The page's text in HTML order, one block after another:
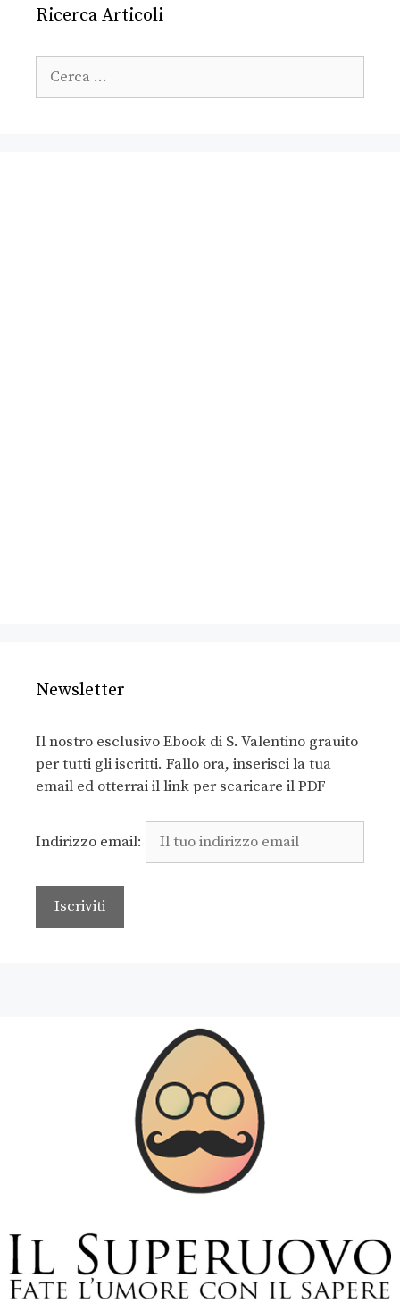
Ricerca Articoli
Newsletter
Il nostro esclusivo Ebook di S. Valentino grauito
per tutti gli iscritti. Fallo ora, inserisci la tua
email ed otterrai il link per scaricare il PDF
Indirizzo email: